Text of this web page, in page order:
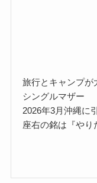
旅行とキャンプが
シングルマザー
2026年3月沖縄に
座右の銘は『やり